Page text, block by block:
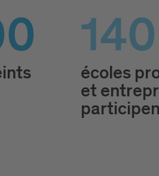
140
écoles
et